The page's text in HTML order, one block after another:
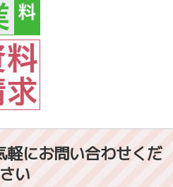
軽にお問い合わせくだ
さい